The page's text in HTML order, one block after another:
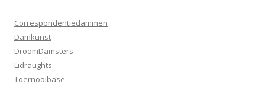
Correspondentiedammen
Damkunst
DroomDamsters
Lidraughts
Toernooibase